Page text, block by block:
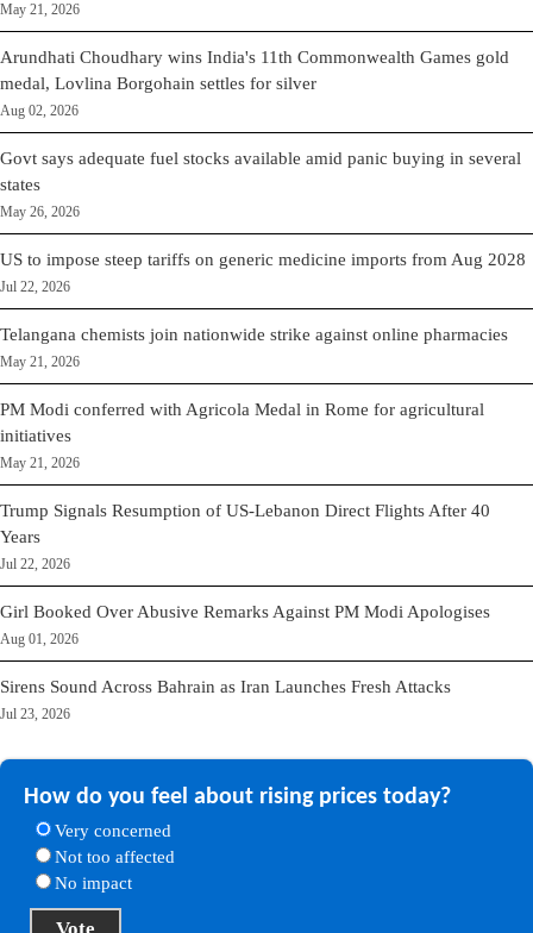
May 21, 2026
Arundhati Choudhary wins India's 11th Commonwealth Games gold
medal, Lovlina Borgohain settles for silver
Aug 02, 2026
Govt says adequate fuel stocks available amid panic buying in several
states
May 26, 2026
US to impose steep tariffs on generic medicine imports from Aug 2028
Jul 22, 2026
Telangana chemists join nationwide strike against online pharmacies
May 21, 2026
PM Modi conferred with Agricola Medal in Rome for agricultural
initiatives
May 21, 2026
Trump Signals Resumption of US-Lebanon Direct Flights After 40
Years
Jul 22, 2026
Girl Booked Over Abusive Remarks Against PM Modi Apologises
Aug 01, 2026
Sirens Sound Across Bahrain as Iran Launches Fresh Attacks
Jul 23, 2026
How do you feel about rising prices today?
Very concerned
Not too affected
No impact